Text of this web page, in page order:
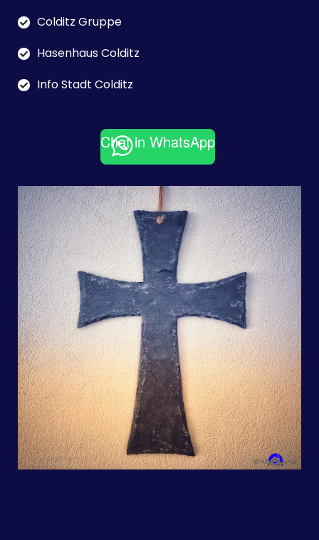
Colditz Gruppe
Hasenhaus Colditz
Info Stadt Colditz
Chat in WhatsApp